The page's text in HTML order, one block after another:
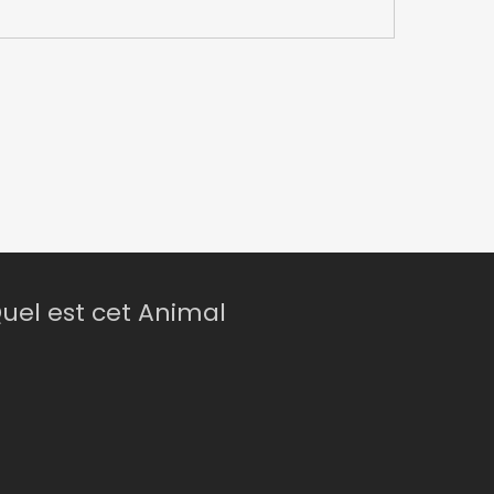
est cet Animal